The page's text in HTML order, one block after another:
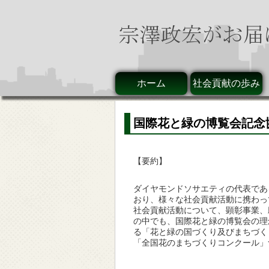
ホーム 社会貢献の歩み
国際花と緑の博覧会記
【要約】
ダイヤモンドソサエティの代表で
おり、様々な社会貢献活動に携わ
社会貢献活動について、顕彰事業
の中でも、国際花と緑の博覧会の
る「花と緑の国づくり及びまちづ
「全国花のまちづくりコンクール